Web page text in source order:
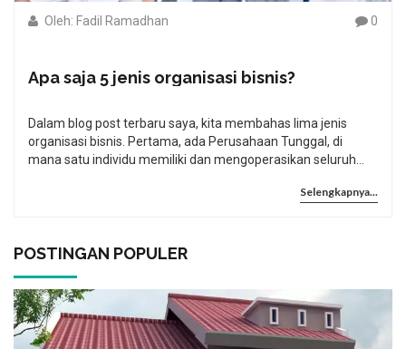
Oleh: Fadil Ramadhan 0
Apa saja 5 jenis organisasi bisnis?
Dalam blog post terbaru saya, kita membahas lima jenis
organisasi bisnis. Pertama, ada Perusahaan Tunggal, di
mana satu individu memiliki dan mengoperasikan seluruh
individu menjalankan bisnis bersama. Ketiga adalah
dan mengoperasikan bisnis tersebut. Terakhir, ada
keuntungan, tetapi memberikan layanan kepada
masyarakat.
Selengkapnya...
POSTINGAN POPULER